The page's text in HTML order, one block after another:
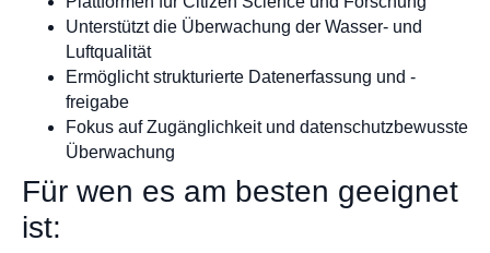
Unterstützt die Überwachung der Wasser- und
Luftqualität
Ermöglicht strukturierte Datenerfassung und -
freigabe
Fokus auf Zugänglichkeit und datenschutzbewusste
Überwachung
Für wen es am besten geeignet
ist: